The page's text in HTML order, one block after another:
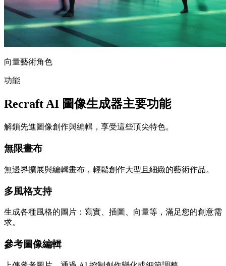
向量藝術角色
功能
Recraft AI 圖像生成器主要功能
解鎖先進圖像創作與編輯，享受這些頂尖特色。
無限畫布
無邊界擴展與編輯畫布，輕鬆創作大型且細緻的藝術作品。
多風格支持
生成各種風格的圖片：寫實、插圖、向量等，滿足您的創意需
求。
參考圖像編輯